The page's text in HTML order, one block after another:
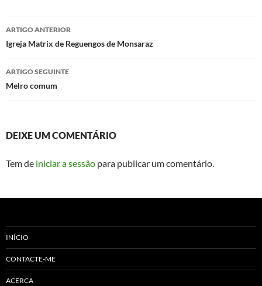
Navegação
de
artigos
ARTIGO ANTERIOR
Igreja Matrix de Reguengos de Monsaraz
ARTIGO SEGUINTE
Melro comum
DEIXE UM COMENTÁRIO
Tem de iniciar a sessão para publicar um comentário.
INÍCIO
CONTACTE-ME
ACERCA